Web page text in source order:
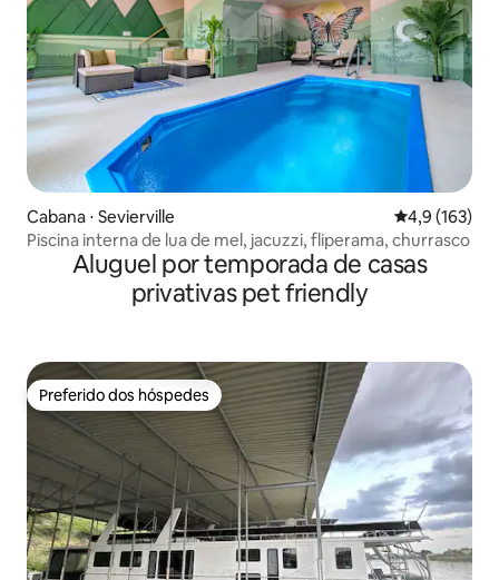
Cabana ⋅ Sevierville 4,9 de uma
4,9 (163)
Piscina interna de lua de mel, jacuzzi, fliperama, churrasco
Aluguel por temporada de casas
privativas pet friendly
Preferido dos hóspedes
Preferido dos hóspedes